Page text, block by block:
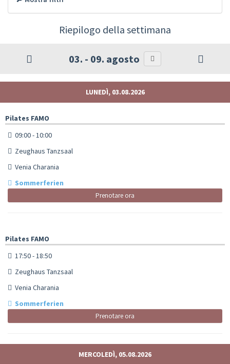
Riepilogo della settimana
03. - 09. agosto
LUNEDÌ, 03.08.2026
Pilates FAMO
09:00 - 10:00
Zeughaus Tanzsaal
Venia Charania
Sommerferien
Prenotare ora
Pilates FAMO
17:50 - 18:50
Zeughaus Tanzsaal
Venia Charania
Sommerferien
Prenotare ora
MERCOLEDÌ, 05.08.2026